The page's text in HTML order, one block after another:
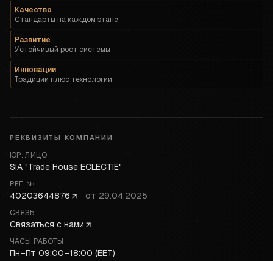
Качество
Стандарты на каждом этапе
Развитие
Устойчивый рост системы
Инновации
Традиции плюс технологии
РЕКВИЗИТЫ КОМПАНИИ
ЮР. ЛИЦО
SIA "Trade House ECLECTIE"
РЕГ. №
40203644876 · от 29.04.2025
СВЯЗЬ
Связаться с нами
ЧАСЫ РАБОТЫ
Пн–Пт 09:00–18:00 (EET)